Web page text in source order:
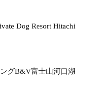
Dog Resort Hitachi
グB&V富士山河口湖